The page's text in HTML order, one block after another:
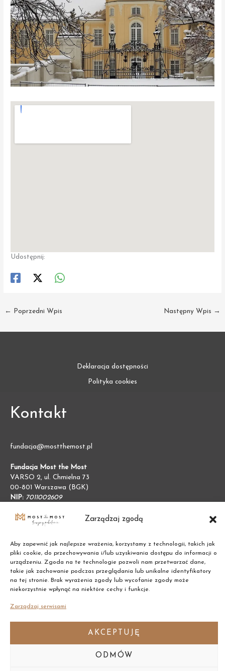
Zarządzaj zgodą
Aby zapewnić jak najlepsze wrażenia, korzystamy z technologii, takich jak
pliki cookie, do przechowywania i/lub uzyskiwania dostępu do informacji o
urządzeniu. Zgoda na te technologie pozwoli nam przetwarzać dane,
takie jak zachowanie podczas przeglądania lub unikalne identyfikatory
na tej stronie. Brak wyrażenia zgody lub wycofanie zgody może
niekorzystnie wpłynąć na niektóre cechy i funkcje.
Zarządzaj serwisami
AKCEPTUJĘ
ODMÓW
Udostępnij:
← Poprzedni Wpis Następny Wpis →
Deklaracja dostępności
Polityka cookies
Kontakt
fundacja@mostthemost.pl
Fundacja Most the Most
VARSO 2, ul. Chmielna 73
00-801 Warszawa (BGK)
NIP: 7011002609
Copyright © 2021 Most the Most